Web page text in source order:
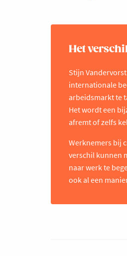
Het
Stijn
internationale
arbeidsmarkt te
Het wordt een
afremt of zelfs
Werknemers bij
verschil kunnen
naar werk te
ook al een